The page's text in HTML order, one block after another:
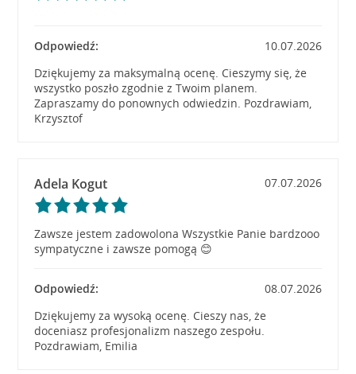
Odpowiedź:
10.07.2026
Dziękujemy za maksymalną ocenę. Cieszymy się, że
wszystko poszło zgodnie z Twoim planem.
Zapraszamy do ponownych odwiedzin. Pozdrawiam,
Krzysztof
Adela Kogut 07.07.2026
Zawsze jestem zadowolona Wszystkie Panie bardzooo
sympatyczne i zawsze pomogą 😊
Odpowiedź:
08.07.2026
Dziękujemy za wysoką ocenę. Cieszy nas, że
doceniasz profesjonalizm naszego zespołu.
Pozdrawiam, Emilia